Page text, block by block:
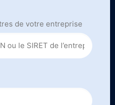
de votre entreprise